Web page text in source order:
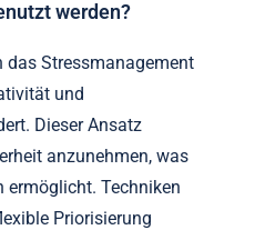
werden?
das Stressmanagement
und
Dieser Ansatz
anzunehmen, was
ermöglicht. Techniken
Priorisierung